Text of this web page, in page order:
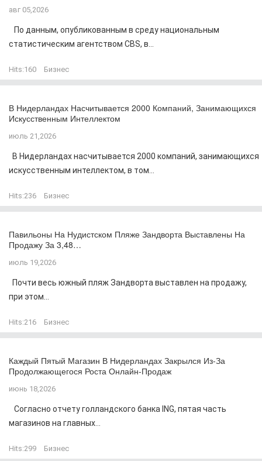
авг 05,2026
По данным, опубликованным в среду национальным
статистическим агентством CBS, в...
Hits:160 Бизнес
В Нидерландах Насчитывается 2000 Компаний, Занимающихся
Искусственным Интеллектом
июль 21,2026
В Нидерландах насчитывается 2000 компаний, занимающихся
искусственным интеллектом, в том...
Hits:236 Бизнес
Павильоны На Нудистском Пляже Зандворта Выставлены На
Продажу За 3,48…
июль 19,2026
Почти весь южный пляж Зандворта выставлен на продажу,
при этом...
Hits:216 Бизнес
Каждый Пятый Магазин В Нидерландах Закрылся Из-За
Продолжающегося Роста Онлайн-Продаж
июнь 18,2026
Согласно отчету голландского банка ING, пятая часть
магазинов на главных...
Hits:299 Бизнес